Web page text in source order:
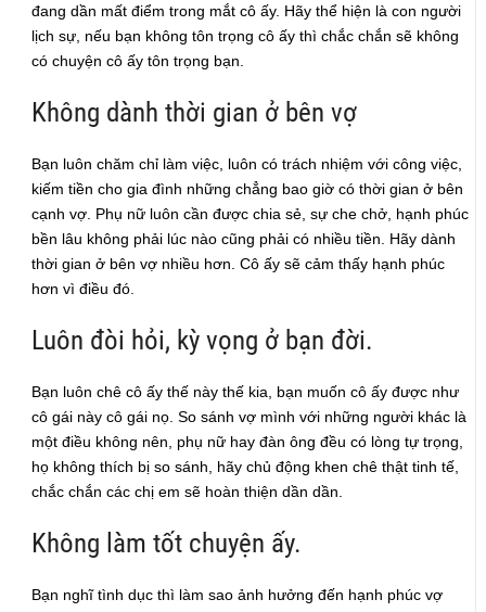
đang dần mất điểm trong mắt cô ấy. Hãy thể hiện là con người
lịch sự, nếu bạn không tôn trọng cô ấy thì chắc chắn sẽ không
có chuyện cô ấy tôn trọng bạn.
Không dành thời gian ở bên vợ
Bạn luôn chăm chỉ làm việc, luôn có trách nhiệm với công việc,
kiếm tiền cho gia đình những chẳng bao giờ có thời gian ở bên
cạnh vợ. Phụ nữ luôn cần được chia sẻ, sự che chở, hạnh phúc
bền lâu không phải lúc nào cũng phải có nhiều tiền. Hãy dành
thời gian ở bên vợ nhiều hơn. Cô ấy sẽ cảm thấy hạnh phúc
hơn vì điều đó.
Luôn đòi hỏi, kỳ vọng ở bạn đời.
Bạn luôn chê cô ấy thế này thế kia, bạn muốn cô ấy được như
cô gái này cô gái nọ. So sánh vợ mình với những người khác là
một điều không nên, phụ nữ hay đàn ông đều có lòng tự trọng,
họ không thích bị so sánh, hãy chủ động khen chê thật tinh tế,
chắc chắn các chị em sẽ hoàn thiện dần dần.
Không làm tốt chuyện ấy.
Bạn nghĩ tình dục thì làm sao ảnh hưởng đến hạnh phúc vợ